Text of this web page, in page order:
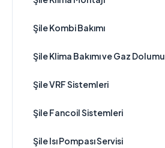
Şile Kombi Bakımı
Şile Klima Bakımı ve Gaz Dolumu
Şile VRF Sistemleri
Şile Fancoil Sistemleri
Şile Isı Pompası Servisi